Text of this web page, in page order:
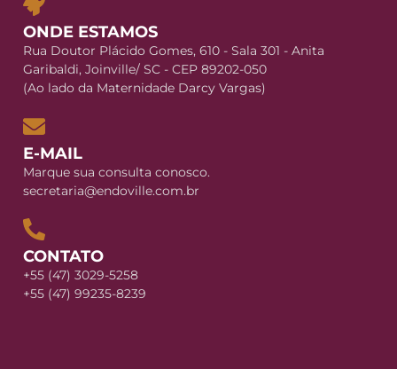
ONDE ESTAMOS
Rua Doutor Plácido Gomes, 610 - Sala 301 - Anita
Garibaldi, Joinville/ SC - CEP 89202-050
(Ao lado da Maternidade Darcy Vargas)
E-MAIL
Marque sua consulta conosco.
secretaria@endoville.com.br
CONTATO
+55 (47) 3029-5258
+55 (47) 99235-8239